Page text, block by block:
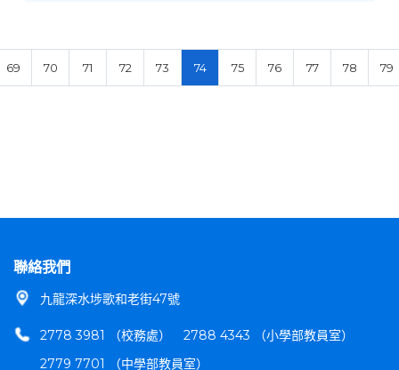
69 70 71 72 73 74 75 76 77 78 79
聯絡我們
九龍深水埗歌和老街47號
2778 3981 （校務處）
2788 4343 （小學部教員室）
2779 7701 （中學部教員室）